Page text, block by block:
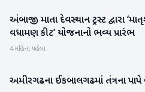
બનાસકાંઠા
અંબાજી માતા દેવસ્થાન ટ્રસ્ટ દ્વારા
વધામણ કીટ’ યોજનાનો ભવ્ય પ્રારંભ
4 મહિના પહેલા
બનાસકાંઠા
અમીરગઢના ઈકબાલગઢમાં તંત્રના પાપે